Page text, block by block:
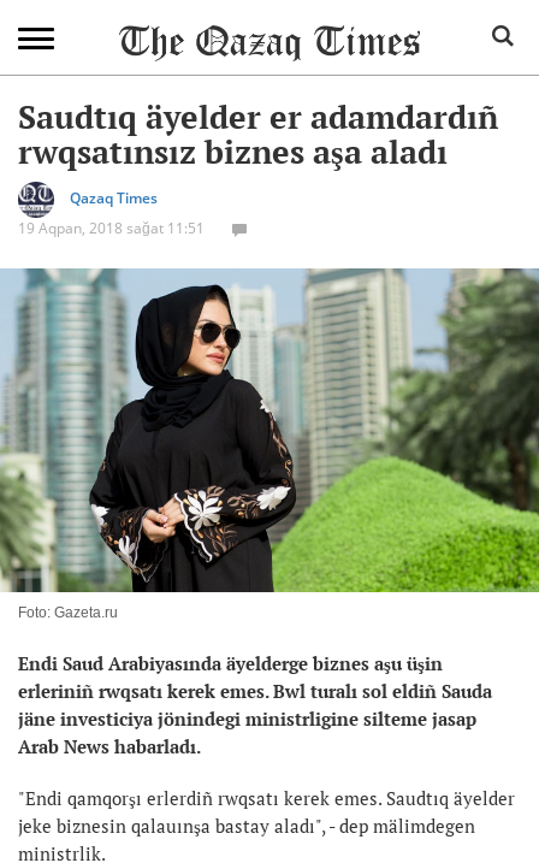
Saudtıq äyelder er adamdardıñ
rwqsatınsız biznes aşa aladı
Qazaq Times
19 Aqpan, 2018 sağat 11:51
Foto: Gazeta.ru
Endi Saud Arabiyasında äyelderge biznes aşu üşin
erleriniñ rwqsatı kerek emes. Bwl turalı sol eldiñ Sauda
jäne investiciya jönindegi ministrligine silteme jasap
Arab News habarladı.
"Endi qamqorşı erlerdiñ rwqsatı kerek emes. Saudtıq äyelder
jeke biznesin qalauınşa bastay aladı", - dep mälimdegen
ministrlik.